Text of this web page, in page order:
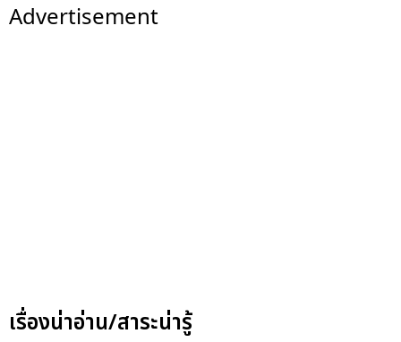
Advertisement
เรื่องน่าอ่าน/สาระน่ารู้